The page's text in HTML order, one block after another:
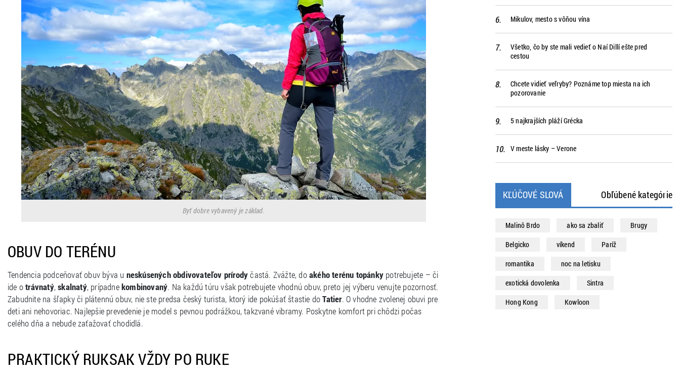
Byť dobre vybavený je základ.
OBUV DO TERÉNU
Tendencia podceňovať obuv býva u neskúsených obdivovateľov prírodyčastá. Zvážte, doakého terénu topánky potrebujete – či
ide otrávnatý,skalnatý, prípadnekombinovaný. Na každú túru však potrebujete vhodnú obuv, preto jej výberu venujte pozornosť.
Zabudnite na šľapky či plátennú obuv, nie ste predsa český turista, ktorý ide pokúšať štastie doTatier. O vhodne zvolenej obuvi pre
deti ani nehovoriac. Najlepšie prevedenie je model s pevnou podrážkou, takzvané vibramy. Poskytne komfort pri chôdzi počas
celého dňa a nebude zaťažovať chodidlá.
PRAKTICKÝ RUKSAK VŽDY PO RUKE
Mikulov, mesto s vôňou vína
Všetko, čo by ste mali vedieť o Naí Dillí ešte pred
cestou
Chcete vidieť veľryby? Poznáme top miesta na ich
pozorovanie
5 najkrajších pláží Grécka
V meste lásky – Verone
KĽÚČOVÉ SLOVÁ Obľúbené kategórie
Malinô Brdo ako sa zbaliť
Brugy
Belgicko
víkend
Paríž
romantika
noc na letisku
exotická dovolenka
Sintra
Hong Kong
Kowloon